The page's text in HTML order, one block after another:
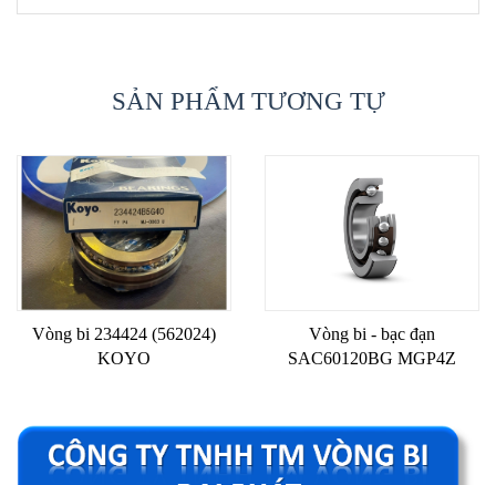
SẢN PHẨM TƯƠNG TỰ
Vòng bi 234424 (562024)
KOYO
Vòng bi - bạc đạn
SAC60120BG MGP4Z